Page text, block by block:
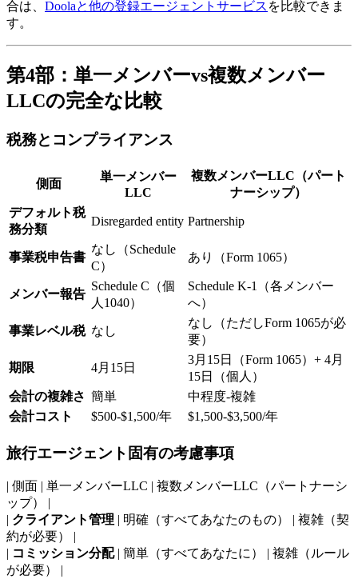
合は、 Doolaと他の登録エージェントサービス を比較できま
す。
第4部：単一メンバーvs複数メンバー
LLCの完全な比較
税務とコンプライアンス
側面
単一メンバー
LLC
複数メンバーLLC（パート
ナーシップ）
デフォルト税
務分類
Disregarded entity Partnership
事業税申告書
なし（Schedule
C）
あり（Form 1065）
メンバー報告
Schedule C（個
人1040）
Schedule K-1（各メンバー
へ）
事業レベル税 なし
なし（ただしForm 1065が必
要）
期限 4月15日
3月15日（Form 1065）+ 4月
15日（個人）
会計の複雑さ 簡単
中程度-複雑
会計コスト
$500-$1,500/年 $1,500-$3,500/年
旅行エージェント固有の考慮事項
| 側面 | 単一メンバーLLC | 複数メンバーLLC（パートナーシ
ップ） |
| クライアント管理 | 明確（すべてあなたのもの） | 複雑（契
約が必要） |
| コミッション分配| 簡単（すべてあなたに） | 複雑（ルール
が必要） |